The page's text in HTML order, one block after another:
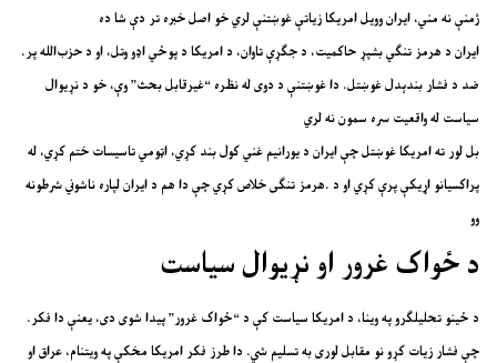
ژمنې نه مني، ایران وویل امریکا زیاتې غوښتنې لري خو اصل خبره تر دې شا ده
.ایران د هرمز تنګي بشپړ حاکمیت، د جګړې تاوان، د امریکا د پوځي اډو وتل، او د حزب‌الله پر
ضد د فشار بندېدل غوښتل. دا غوښتنې د دوی له نظره “غیرقابل بحث” وې، خو د نړیوال
سیاست له واقعیت سره سمون نه لري
بل لور ته امریکا غوښتل چې ایران د یورانیم غني کول بند کړي، اټومي تاسیسات ختم کړي، له
پراکسیانو اړیکې پرې کړي او د .هرمز تنګی خلاص کړي چې دا هم د ایران لپاره ناشوني شرطونه
وو
د ځواک غرور او نړیوال سیاست
.د ځینو تحلیلګرو په وینا، د امریکا سیاست کې د “ځواک غرور” پیدا شوی دی، یعنې دا فکر
چې فشار زیات کړو نو مقابل لوری به تسلیم شي. دا طرز فکر امریکا مخکې په ویتنام، عراق او